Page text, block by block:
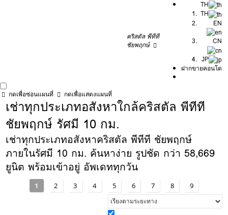
คริสตัล พีทีที
ชัยพฤกษ์
TH
TH
EN
CN
JP
ฝากขายคอนโด
กดเพื่อซ่อนแผนที่ กดเพื่อแสดงแผนที่
เช่าทุกประเภทอสังหาใกล้คริสตัล พีทีที
ชัยพฤกษ์ รัศมี 10 กม.
เช่าทุกประเภทอสังหาคริสตัล พีทีที ชัยพฤกษ์
ภายในรัศมี 10 กม. ค้นหาง่าย รูปชัด กว่า 58,669
ยูนิต พร้อมเข้าอยู่ อัพเดททุกวัน
1 2 3 4 5 6 7 8 9